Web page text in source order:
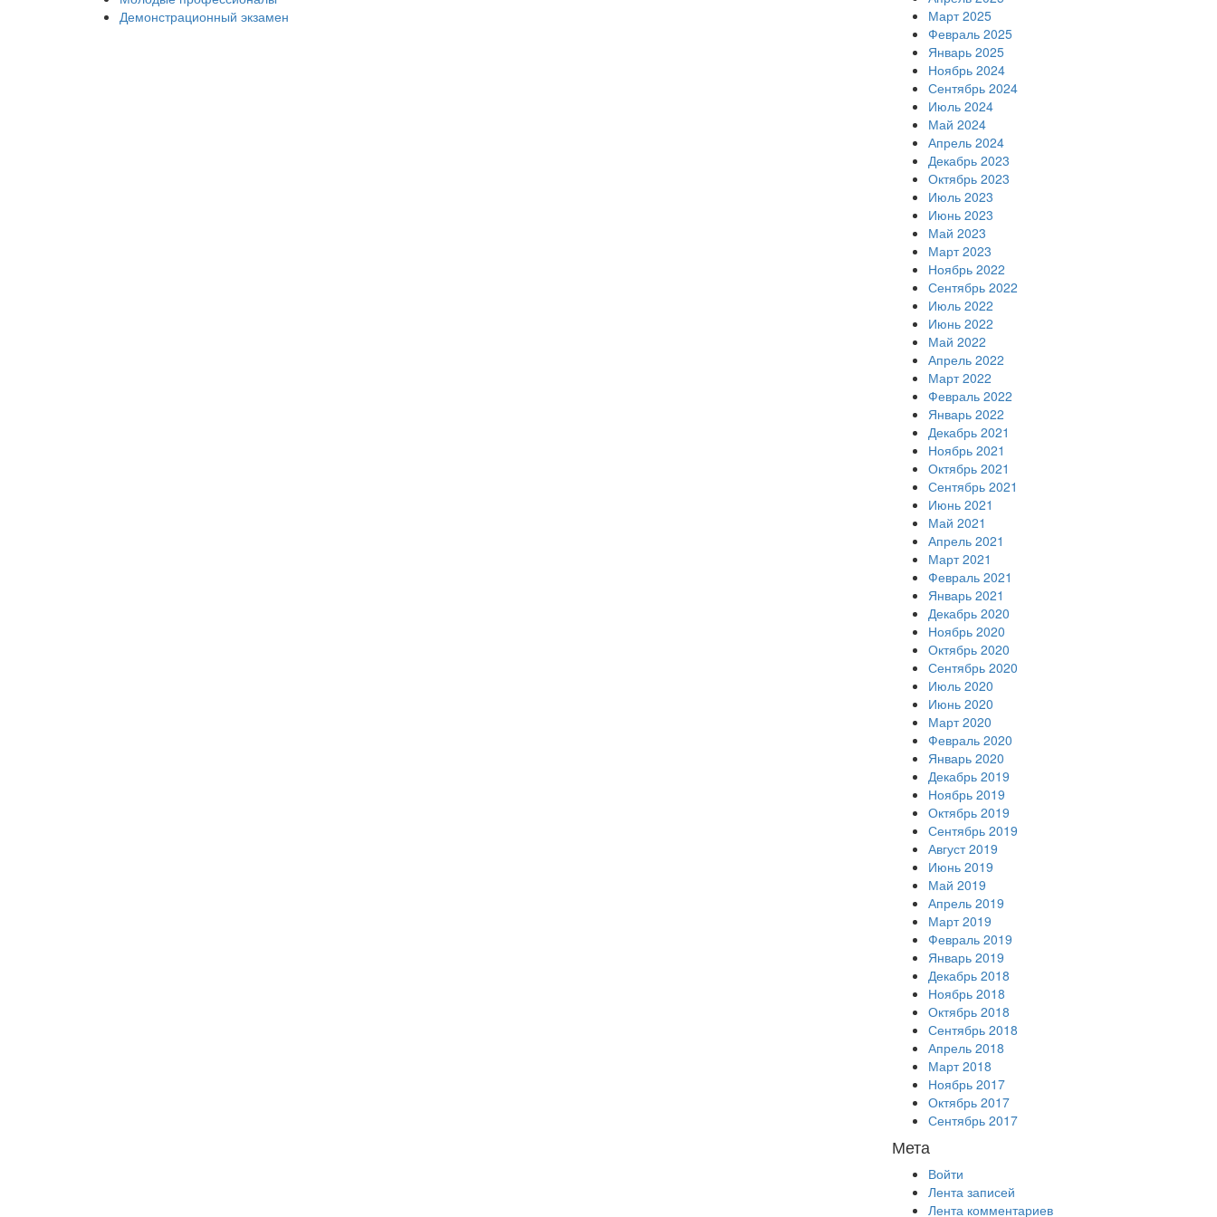
Демонстрационный экзамен
Март 2025
Февраль 2025
Январь 2025
Ноябрь 2024
Сентябрь 2024
Июль 2024
Май 2024
Апрель 2024
Декабрь 2023
Октябрь 2023
Июль 2023
Июнь 2023
Май 2023
Март 2023
Ноябрь 2022
Сентябрь 2022
Июль 2022
Июнь 2022
Май 2022
Апрель 2022
Март 2022
Февраль 2022
Январь 2022
Декабрь 2021
Ноябрь 2021
Октябрь 2021
Сентябрь 2021
Июнь 2021
Май 2021
Апрель 2021
Март 2021
Февраль 2021
Январь 2021
Декабрь 2020
Ноябрь 2020
Октябрь 2020
Сентябрь 2020
Июль 2020
Июнь 2020
Март 2020
Февраль 2020
Январь 2020
Декабрь 2019
Ноябрь 2019
Октябрь 2019
Сентябрь 2019
Август 2019
Июнь 2019
Май 2019
Апрель 2019
Март 2019
Февраль 2019
Январь 2019
Декабрь 2018
Ноябрь 2018
Октябрь 2018
Сентябрь 2018
Апрель 2018
Март 2018
Ноябрь 2017
Октябрь 2017
Сентябрь 2017
Мета
Войти
Лента записей
Лента комментариев